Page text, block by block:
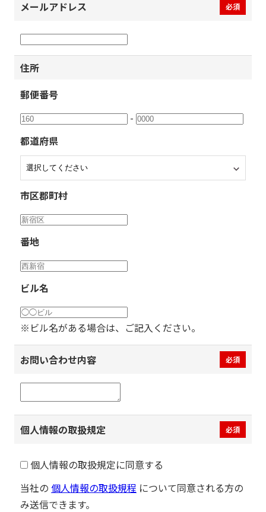
メールアドレス 必須
住所
郵便番号
-
都道府県
市区郡町村
番地
ビル名
※ビル名がある場合は、ご記入ください。
お問い合わせ内容 必須
個人情報の取扱規定 必須
個人情報の取扱規定に同意する
当社の 個人情報の取扱規程 について同意される方の
み送信できます。